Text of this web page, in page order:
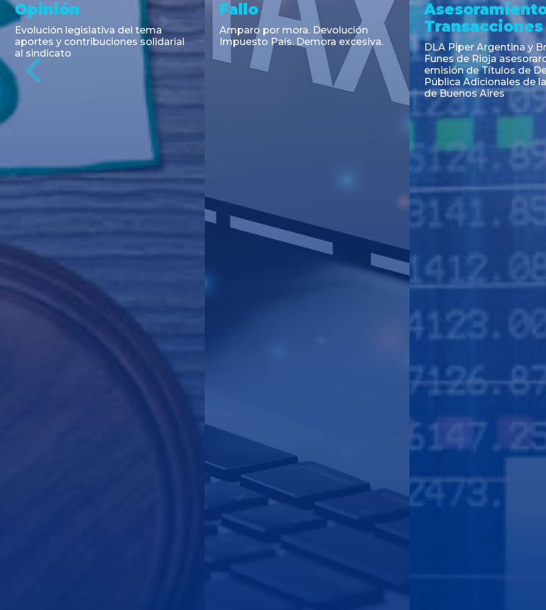
Asesoramiento y
Transacciones
Co-Emisión de Obligaciones
Negociables por US$400.000.000
de Petroquímica Comodoro
Rivadavia S.A. y Luz de Tres Picos
Noticia
Cambios en el Código Alimentario
Argentino: simplifican trámites
para la importación de aditivos,
coadyuvantes e ingredientes
alimentarios y unifican autoridad
Noticia
CNV: Criterio
colocaciones primarias
Previous